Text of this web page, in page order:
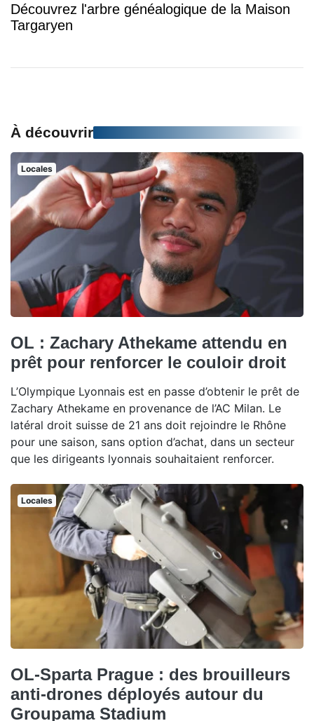
Découvrez l'arbre généalogique de la Maison
Targaryen
À découvrir
Locales
OL : Zachary Athekame attendu en
prêt pour renforcer le couloir droit
L’Olympique Lyonnais est en passe d’obtenir le prêt de
Zachary Athekame en provenance de l’AC Milan. Le
latéral droit suisse de 21 ans doit rejoindre le Rhône
pour une saison, sans option d’achat, dans un secteur
que les dirigeants lyonnais souhaitaient renforcer.
Locales
OL-Sparta Prague : des brouilleurs
anti-drones déployés autour du
Groupama Stadium